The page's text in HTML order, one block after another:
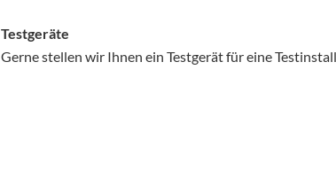
Testgeräte
Gerne stellen wir Ihnen ein Testgerät für eine